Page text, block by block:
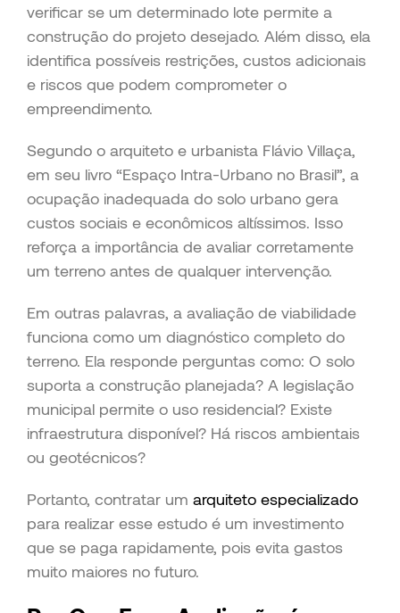
verificar se um determinado lote permite a
construção do projeto desejado. Além disso, ela
identifica possíveis restrições, custos adicionais
e riscos que podem comprometer o
empreendimento.
Segundo o arquiteto e urbanista Flávio Villaça,
em seu livro “Espaço Intra-Urbano no Brasil”, a
ocupação inadequada do solo urbano gera
custos sociais e econômicos altíssimos. Isso
reforça a importância de avaliar corretamente
um terreno antes de qualquer intervenção.
Em outras palavras, a avaliação de viabilidade
funciona como um diagnóstico completo do
terreno. Ela responde perguntas como: O solo
suporta a construção planejada? A legislação
municipal permite o uso residencial? Existe
infraestrutura disponível? Há riscos ambientais
ou geotécnicos?
Portanto, contratar um arquiteto especializado
para realizar esse estudo é um investimento
que se paga rapidamente, pois evita gastos
muito maiores no futuro.